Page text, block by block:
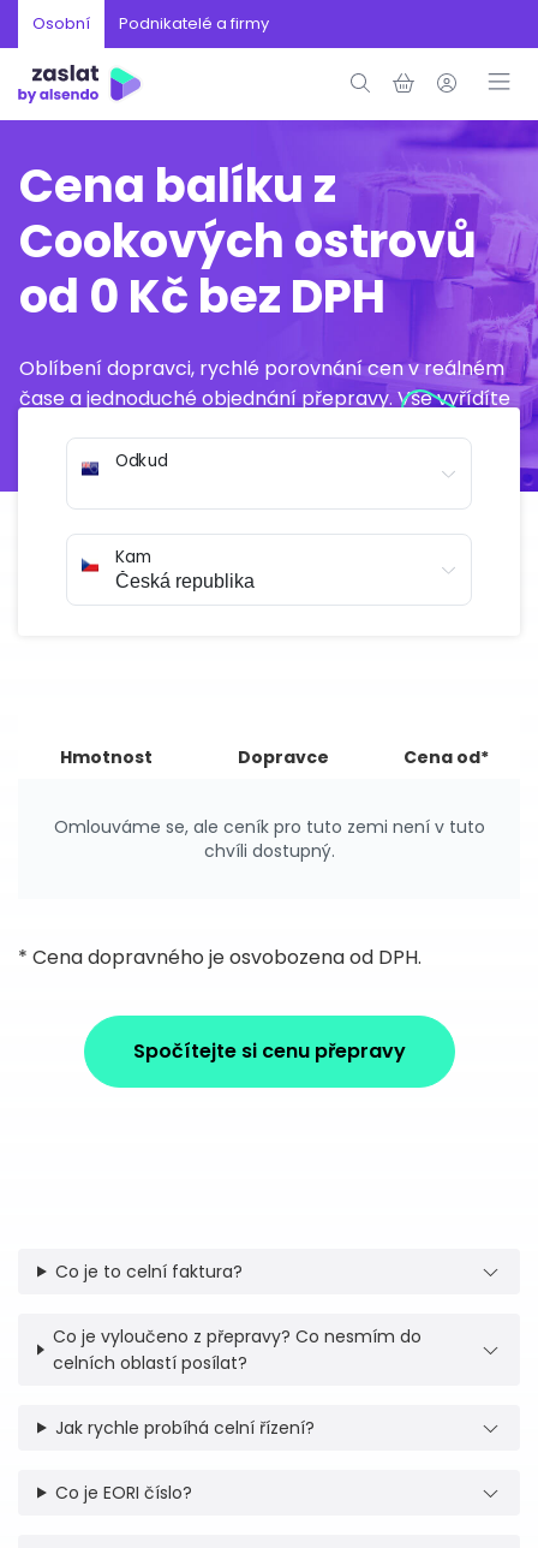
Osobní Podnikatelé a firmy
Cena balíku z
Cookových ostrovů
od 0 Kč bez DPH
Oblíbení dopravci, rychlé porovnání cen v reálném
čase a jednoduché objednání přepravy. Vše vyřídíte
Odkud
Kam
Hmotnost Dopravce Cena od*
Omlouváme se, ale ceník pro tuto zemi není v tuto
chvíli dostupný.
* Cena dopravného je osvobozena od DPH.
Spočítejte si cenu přepravy
Co je to celní faktura?
Co je vyloučeno z přepravy? Co nesmím do
celních oblastí posílat?
Jak rychle probíhá celní řízení?
Co je EORI číslo?